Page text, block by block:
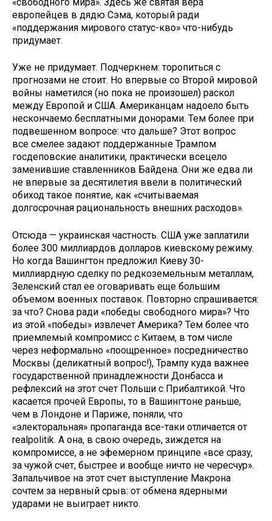
европейцев в дядю Сэма, который ради
«поддержания мирового статус-кво» что-нибудь
придумает.
Уже не придумает. Подчеркнем: торопиться с
прогнозами не стоит. Но впервые со Второй мировой
войны наметился (но пока не произошел) раскол
между Европой и США. Американцам надоело быть
нескончаемо бесплатными донорами. Тем более при
подвешенном вопросе: что дальше? Этот вопрос
все смелее задают поддержанные Трампом
госдеповские аналитики, практически всецело
заменившие ставленников Байдена. Они же едва ли
не впервые за десятилетия ввели в политический
обиход такое понятие, как «считываемая
долгосрочная рациональность внешних расходов».
Отсюда — украинская частность. США уже заплатили
более 300 миллиардов долларов киевскому режиму.
Но когда Вашингтон предложил Киеву 30-
миллиардную сделку по редкоземельным металлам,
Зеленский стал ее оговаривать еще большим
объемом военных поставок. Повторно спрашивается:
за что? Снова ради «победы свободного мира»? Что
из этой «победы» извлечет Америка? Тем более что
приемлемый компромисс с Китаем, в том числе
через неформально «поощренное» посредничество
Москвы (деликатный вопрос!), Трампу куда важнее
государственной принадлежности Донбасса и
рефлексий на этот счет Польши с Прибалтикой. Что
касается прочей Европы, то в Вашингтоне раньше,
чем в Лондоне и Париже, поняли, что
«электоральная» пропаганда все-таки отличается от
realpolitik. А она, в свою очередь, зиждется на
компромиссе, а не эфемерном принципе «все сразу,
за чужой счет, быстрее и вообще ничто не чересчур».
Запальчивое на этот счет выступление Макрона
сочтем за нервный срыв: от обмена ядерными
ударами не выиграет никто.